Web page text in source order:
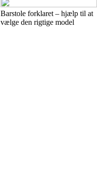
Barstole forklaret – hjælp til at
vælge den rigtige model